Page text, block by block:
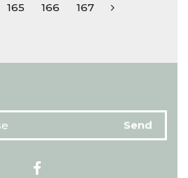
165 166 167